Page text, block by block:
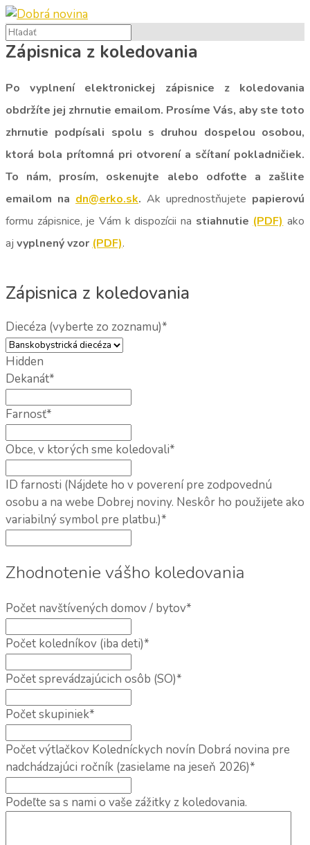
Zápisnica z koledovania
Po vyplnení elektronickej zápisnice z koledovania
obdržíte jej zhrnutie emailom. Prosíme Vás, aby ste toto
zhrnutie podpísali spolu s druhou dospelou osobou,
ktorá bola prítomná pri otvorení a sčítaní pokladničiek.
To nám, prosím, oskenujte alebo odfoťte a zašlite
emailom na dn@erko.sk. Ak uprednostňujete papierovú
formu zápisnice, je Vám k dispozícii na stiahnutie (PDF) ako
aj vyplnený vzor (PDF).
Zápisnica z koledovania
Diecéza (vyberte zo zoznamu)*
Hidden
Dekanát*
Farnosť*
Obce, v ktorých sme koledovali*
ID farnosti (Nájdete ho v poverení pre zodpovednú
osobu a na webe Dobrej noviny. Neskôr ho použijete ako
variabilný symbol pre platbu.)*
Zhodnotenie vášho koledovania
Počet navštívených domov / bytov*
Počet koledníkov (iba deti)*
Počet sprevádzajúcich osôb (SO)*
Počet skupiniek*
Počet výtlačkov Koledníckych novín Dobrá novina pre
nadchádzajúci ročník (zasielame na jeseň 2026)*
Podeľte sa s nami o vaše zážitky z koledovania.